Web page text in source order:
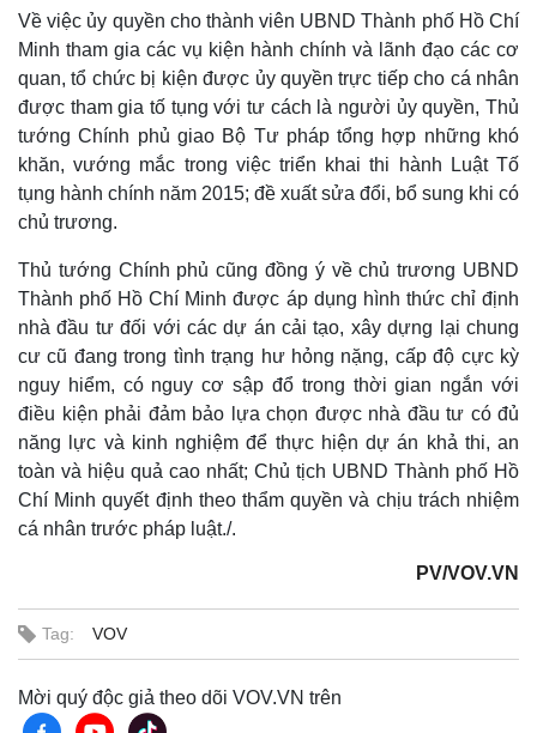
Thế giới
Quan sát
Cuộc sống đó đây
Hồ sơ
Multimedia
Video
Ảnh
E-Magazine
Infographic
Về việc ủy quyền cho thành viên UBND Thành phố Hồ Chí
Minh tham gia các vụ kiện hành chính và lãnh đạo các cơ
quan, tổ chức bị kiện được ủy quyền trực tiếp cho cá nhân
được tham gia tố tụng với tư cách là người ủy quyền, Thủ
tướng Chính phủ giao Bộ Tư pháp tổng hợp những khó
khăn, vướng mắc trong việc triển khai thi hành Luật Tố
tụng hành chính năm 2015; đề xuất sửa đổi, bổ sung khi có
chủ trương.
Thủ tướng Chính phủ cũng đồng ý về chủ trương UBND
Thành phố Hồ Chí Minh được áp dụng hình thức chỉ định
nhà đầu tư đối với các dự án cải tạo, xây dựng lại chung
cư cũ đang trong tình trạng hư hỏng nặng, cấp độ cực kỳ
nguy hiểm, có nguy cơ sập đổ trong thời gian ngắn với
điều kiện phải đảm bảo lựa chọn được nhà đầu tư có đủ
năng lực và kinh nghiệm để thực hiện dự án khả thi, an
toàn và hiệu quả cao nhất; Chủ tịch UBND Thành phố Hồ
Chí Minh quyết định theo thẩm quyền và chịu trách nhiệm
cá nhân trước pháp luật./.
PV/VOV.VN
Tag: VOV
Mời quý độc giả theo dõi VOV.VN trên